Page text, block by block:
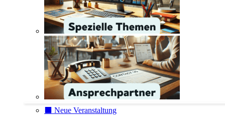
⬛️ Neue Veranstaltung